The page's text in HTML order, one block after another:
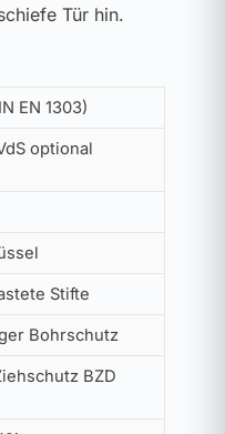
Tür hin.
EN 1303)
optional
Stifte
Bohrschutz
BZD